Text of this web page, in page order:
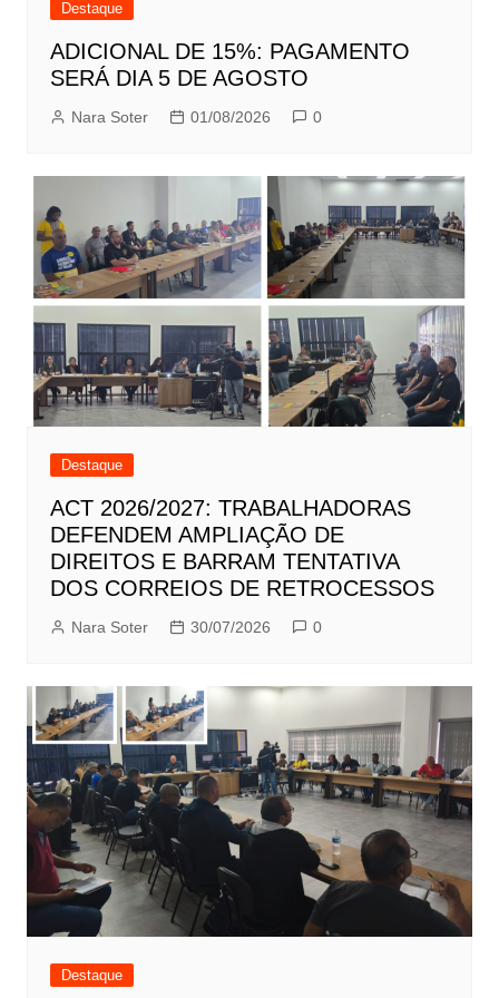
Destaque
ADICIONAL DE 15%: PAGAMENTO
SERÁ DIA 5 DE AGOSTO
Nara Soter 01/08/2026 0
Destaque
ACT 2026/2027: TRABALHADORAS
DEFENDEM AMPLIAÇÃO DE
DIREITOS E BARRAM TENTATIVA
DOS CORREIOS DE RETROCESSOS
Nara Soter 30/07/2026 0
Destaque